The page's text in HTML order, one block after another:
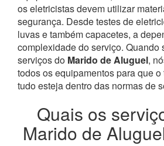
os eletricistas devem utilizar
segurança. Desde testes de
luvas e também capacetes, a
complexidade do serviço. Quando
serviços do Marido de Aluguel,
todos os equipamentos para que
tudo esteja dentro das normas de
Quais os
Marido de